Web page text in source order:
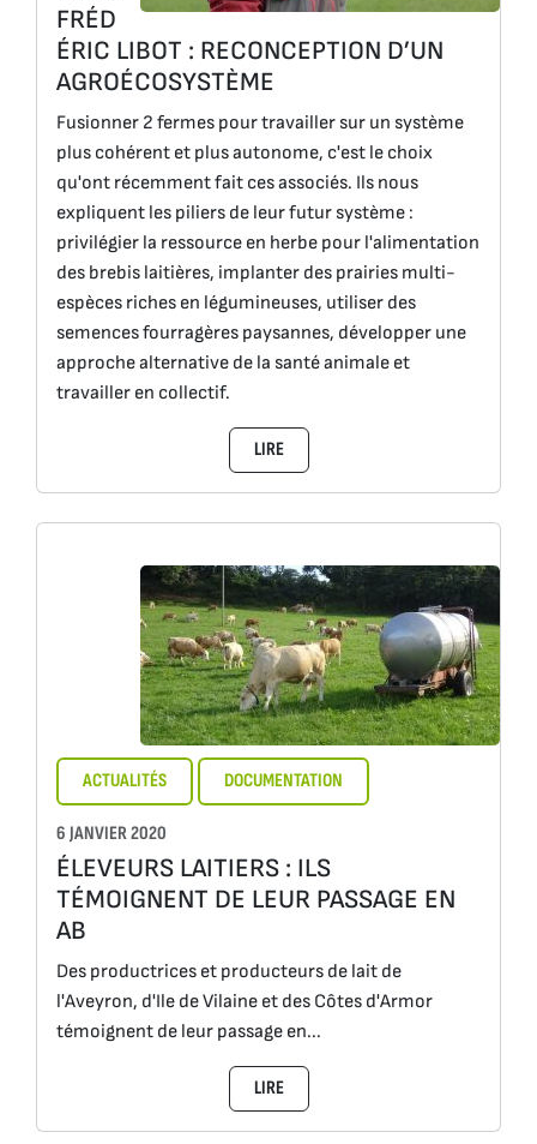
FRÉD
ÉRIC LIBOT : RECONCEPTION D’UN
AGROÉCOSYSTÈME
Fusionner 2 fermes pour travailler sur un système
plus cohérent et plus autonome, c'est le choix
qu'ont récemment fait ces associés. Ils nous
expliquent les piliers de leur futur système :
privilégier la ressource en herbe pour l'alimentation
des brebis laitières, implanter des prairies multi-
espèces riches en légumineuses, utiliser des
semences fourragères paysannes, développer une
approche alternative de la santé animale et
travailler en collectif.
LIRE
ACTUALITÉS DOCUMENTATION
6 JANVIER 2020
ÉLEVEURS LAITIERS : ILS
TÉMOIGNENT DE LEUR PASSAGE EN
AB
Des productrices et producteurs de lait de
l'Aveyron, d'Ile de Vilaine et des Côtes d'Armor
témoignent de leur passage en...
LIRE